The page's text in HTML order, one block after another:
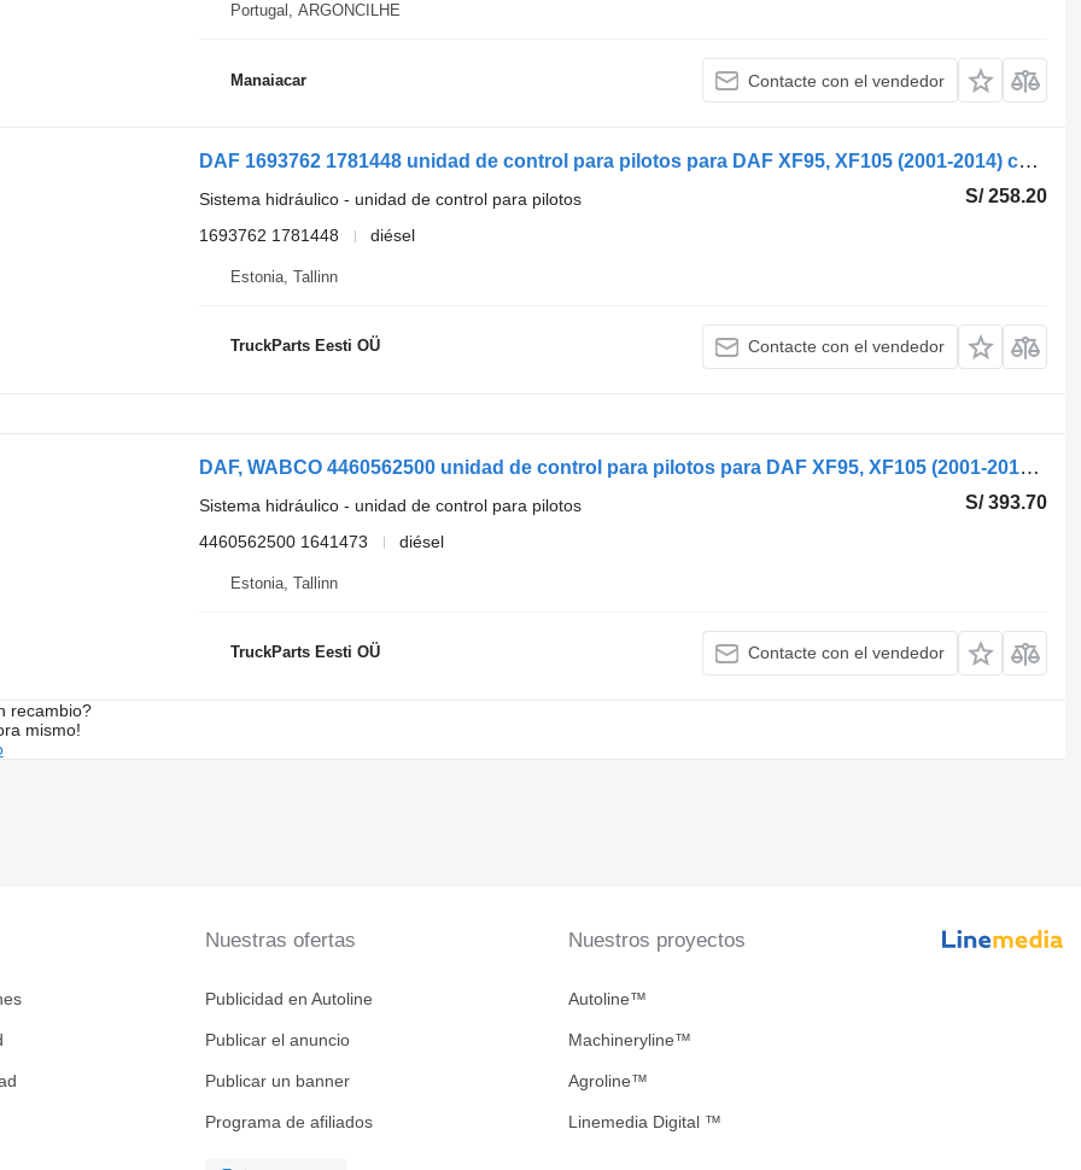
Portugal, ARGONCILHE
Manaiacar Contacte con el vendedor
DAF 1693762 1781448 unidad de control para pilotos para DAF XF95, XF105 (2001-2014) cabeza tractora
S/ 258.20
Sistema hidráulico - unidad de control para pilotos
1693762 1781448
diésel
Estonia, Tallinn
TruckParts Eesti OÜ Contacte con el vendedor
DAF, WABCO 4460562500 unidad de control para pilotos para DAF XF95, XF105 (2001-2014) cabeza tractora
S/ 393.70
Sistema hidráulico - unidad de control para pilotos
4460562500 1641473
diésel
Estonia, Tallinn
TruckParts Eesti OÜ Contacte con el vendedor
recambio?
mismo!
Nuestras ofertas
Publicidad en Autoline
Publicar el anuncio
Publicar un banner
Programa de afiliados
Nuestros proyectos
Autoline™
Machineryline™
Agroline™
Linemedia Digital ™